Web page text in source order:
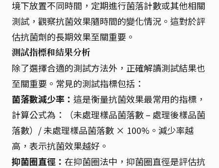
境下放置不同時間，定期進行菌落計數或其他相關
測試，觀察抗菌效果隨時間的變化情況。這對於評
估抗菌劑的長期效果至關重要。
測試指標和結果分析
除了選擇合適的測試方法外，正確解讀測試結果也
至關重要。常見的測試指標包括：
菌落數減少率： 這是衡量抗菌效果最常用的指標，
計算公式為：（未處理樣品菌落數 – 處理後樣品菌
落數）/ 未處理樣品菌落數 × 100%。減少率越
高，表示抗菌效果越好。
抑菌圈直徑： 在抑菌圈法中，抑菌圈直徑是評估抗